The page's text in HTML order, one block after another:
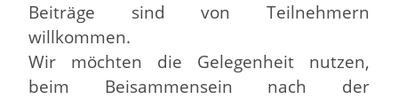
Beiträge sind von Teilnehmern
willkommen.
Wir möchten die Gelegenheit nutzen,
beim Beisammensein nach der